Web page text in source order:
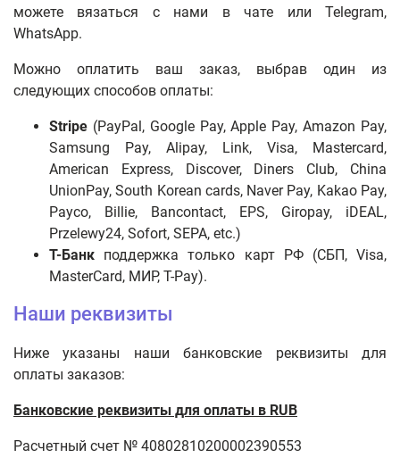
можете вязаться с нами в чате илиTelegram,
WhatsApp.
Можно оплатить ваш заказ, выбрав один из
следующих способов оплаты:
Stripe (PayPal, Google Pay, Apple Pay, Amazon Pay,
Samsung Pay, Alipay, Link, Visa, Mastercard,
American Express, Discover, Diners Club, China
UnionPay,South Korean cards, Naver Pay, Kakao Pay,
Payco, Billie, Bancontact, EPS, Giropay, iDEAL,
Przelewy24, Sofort, SEPA, etc.)
Т-Банк поддержка только карт РФ (СБП, Visa,
MasterCard, МИР, T-Pay).
Наши реквизиты
Ниже указаны наши банковские реквизиты для
оплаты заказов:
Банковские реквизиты для оплаты в RUB
Расчетный счет № 40802810200002390553